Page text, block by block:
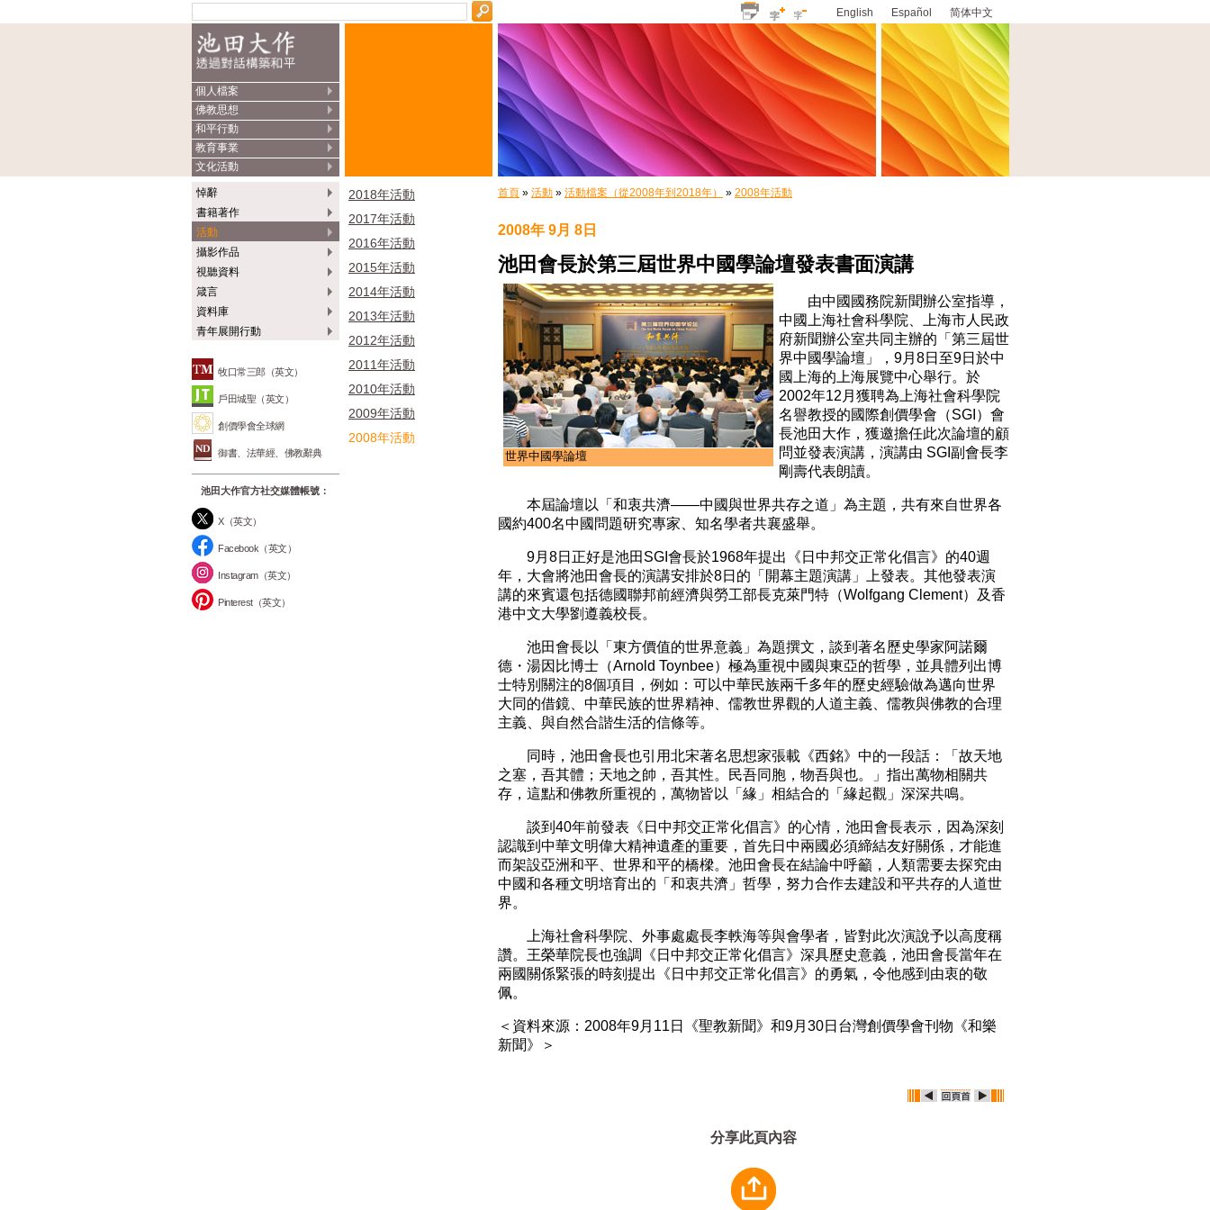
English Español 简体中文
個人檔案
佛教思想
和平行動
教育事業
文化活動
悼辭
書籍著作
活動
攝影作品
視聽資料
箴言
資料庫
青年展開行動
牧口常三郎（英文）
戶田城聖（英文）
創價學會全球網
御書、法華經、佛教辭典
池田大作官方社交媒體帳號：
X（英文）
Facebook（英文）
Instagram（英文）
Pinterest（英文）
2018年活動
2017年活動
2016年活動
2015年活動
2014年活動
2013年活動
2012年活動
2011年活動
2010年活動
2009年活動
2008年活動
首頁 » 活動 » 活動檔案（從2008年到2018年） » 2008年活動
2008年 9月 8日
池田會長於第三屆世界中國學論壇發表書面演講
世界中國學論壇
由中國國務院新聞辦公室指導，
中國上海社會科學院、上海市人民政
府新聞辦公室共同主辦的「第三屆世
界中國學論壇」，9月8日至9日於中
國上海的上海展覽中心舉行。於
2002年12月獲聘為上海社會科學院
名譽教授的國際創價學會（SGI）會
長池田大作，獲邀擔任此次論壇的顧
問並發表演講，演講由 SGI副會長李
剛壽代表朗讀。
本屆論壇以「和衷共濟——中國與世界共存之道」為主題，共有來自世界各
國約400名中國問題研究專家、知名學者共襄盛舉。
9月8日正好是池田SGI會長於1968年提出《日中邦交正常化倡言》的40週
年，大會將池田會長的演講安排於8日的「開幕主題演講」上發表。其他發表演
講的來賓還包括德國聯邦前經濟與勞工部長克萊門特（Wolfgang Clement）及香
港中文大學劉遵義校長。
池田會長以「東方價值的世界意義」為題撰文，談到著名歷史學家阿諾爾
德・湯因比博士（Arnold Toynbee）極為重視中國與東亞的哲學，並具體列出博
士特別關注的8個項目，例如：可以中華民族兩千多年的歷史經驗做為邁向世界
大同的借鏡、中華民族的世界精神、儒教世界觀的人道主義、儒教與佛教的合理
主義、與自然合諧生活的信條等。
同時，池田會長也引用北宋著名思想家張載《西銘》中的一段話：「故天地
之塞，吾其體；天地之帥，吾其性。民吾同胞，物吾與也。」指出萬物相關共
存，這點和佛教所重視的，萬物皆以「緣」相結合的「緣起觀」深深共鳴。
談到40年前發表《日中邦交正常化倡言》的心情，池田會長表示，因為深刻
認識到中華文明偉大精神遺產的重要，首先日中兩國必須締結友好關係，才能進
而架設亞洲和平、世界和平的橋樑。池田會長在結論中呼籲，人類需要去探究由
中國和各種文明培育出的「和衷共濟」哲學，努力合作去建設和平共存的人道世
界。
上海社會科學院、外事處處長李軼海等與會學者，皆對此次演說予以高度稱
讚。王榮華院長也強調《日中邦交正常化倡言》深具歷史意義，池田會長當年在
兩國關係緊張的時刻提出《日中邦交正常化倡言》的勇氣，令他感到由衷的敬
佩。
＜資料來源：2008年9月11日《聖教新聞》和9月30日台灣創價學會刊物《和樂
新聞》＞
分享此頁內容